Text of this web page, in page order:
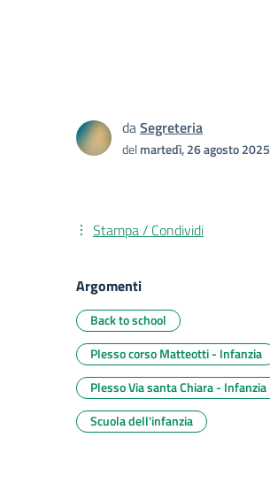
daSegreteria
delmartedì, 26 agosto 2025
Stampa / Condividi
Argomenti
Back to school
Plesso corso Matteotti - Infanzia
Plesso Via santa Chiara - Infanzia
Scuola dell'infanzia